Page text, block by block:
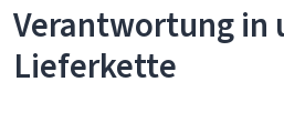
Verantwortung in
Lieferkette